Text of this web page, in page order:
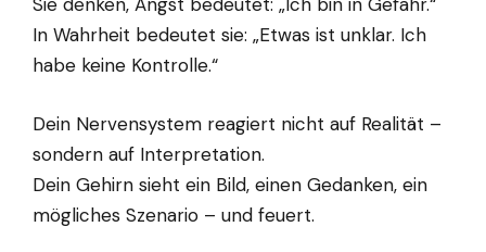
In Wahrheit bedeutet sie: „Etwas ist unklar. Ich
habe keine Kontrolle.“
Dein Nervensystem reagiert nicht auf Realität –
sondern auf Interpretation.
Dein Gehirn sieht ein Bild, einen Gedanken, ein
mögliches Szenario – und feuert.